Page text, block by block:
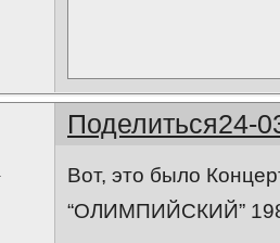
Поделиться24-
Вот, это было
“ОЛИМПИЙСКИЙ”